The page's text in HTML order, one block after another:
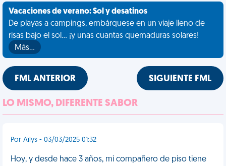
Vacaciones de verano: Sol y desatinos
De playas a campings, embárquese en un viaje lleno de
risas bajo el sol... ¡y unas cuantas quemaduras solares!
Más…
FML ANTERIOR SIGUIENTE FML
LO MISMO, DIFERENTE SABOR
Por Aïlys - 03/03/2025 01:32
Hoy, y desde hace 3 años, mi compañero de piso tiene